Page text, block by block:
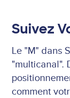
Suivez
Le "M" dans
"multicanal".
comment